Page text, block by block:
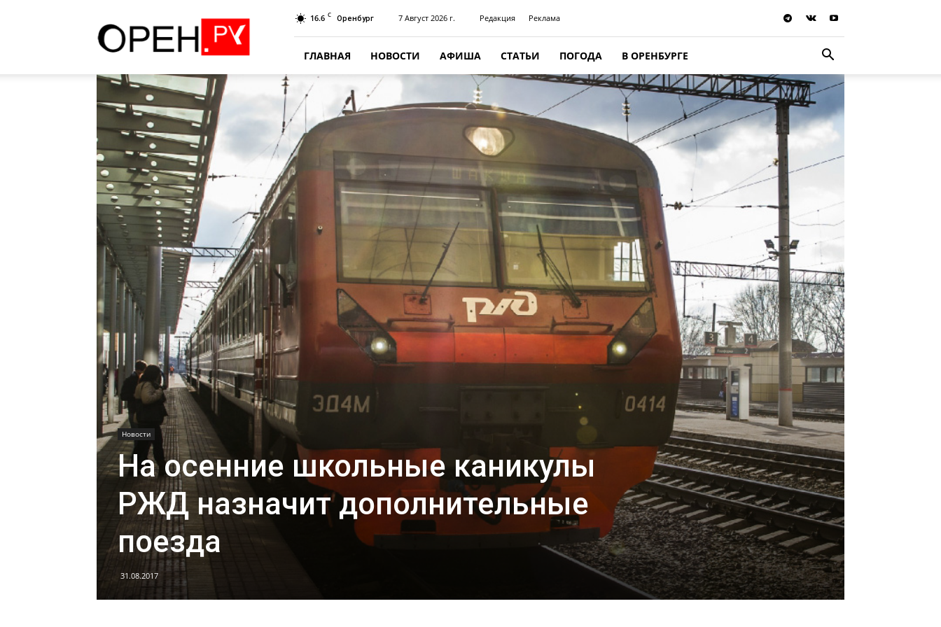
16.6 C Оренбург 7 Август 2026 г. Редакция Реклама
ГЛАВНАЯ НОВОСТИ АФИША СТАТЬИ ПОГОДА В ОРЕНБУРГЕ
Новости
На осенние школьные каникулы
РЖД назначит дополнительные
поезда
31.08.2017